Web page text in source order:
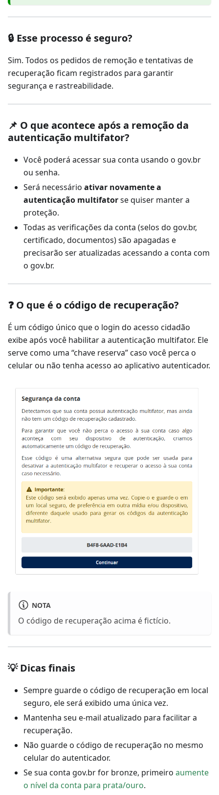
🔒 Esse processo é seguro?
Sim. Todos os pedidos de remoção e tentativas de
recuperação ficam registrados para garantir
segurança e rastreabilidade.
📌 O que acontece após a remoção da
autenticação multifator?
Você poderá acessar sua conta usando o gov.br
ou senha.
Será necessário ativar novamente a
autenticação multifatorse quiser manter a
proteção.
Todas as verificações da conta (selos do gov.br,
certificado, documentos) são apagadas e
precisarão ser atualizadas acessando a conta com
o gov.br.
❓ O que é o código de recuperação?
É um código único que o login do acesso cidadão
exibe após você habilitar a autenticação multifator. Ele
serve como uma “chave reserva” caso você perca o
celular ou não tenha acesso ao aplicativo autenticador.
NOTA
O código de recuperação acima é fictício.
💡 Dicas finais
Sempre guarde o código de recuperação em local
seguro, ele será exibido uma única vez.
Mantenha seu e-mail atualizado para facilitar a
recuperação.
Não guarde o código de recuperação no mesmo
celular do autenticador.
Se sua conta gov.br for bronze, primeiro aumente
o nível da conta para prata/ouro.